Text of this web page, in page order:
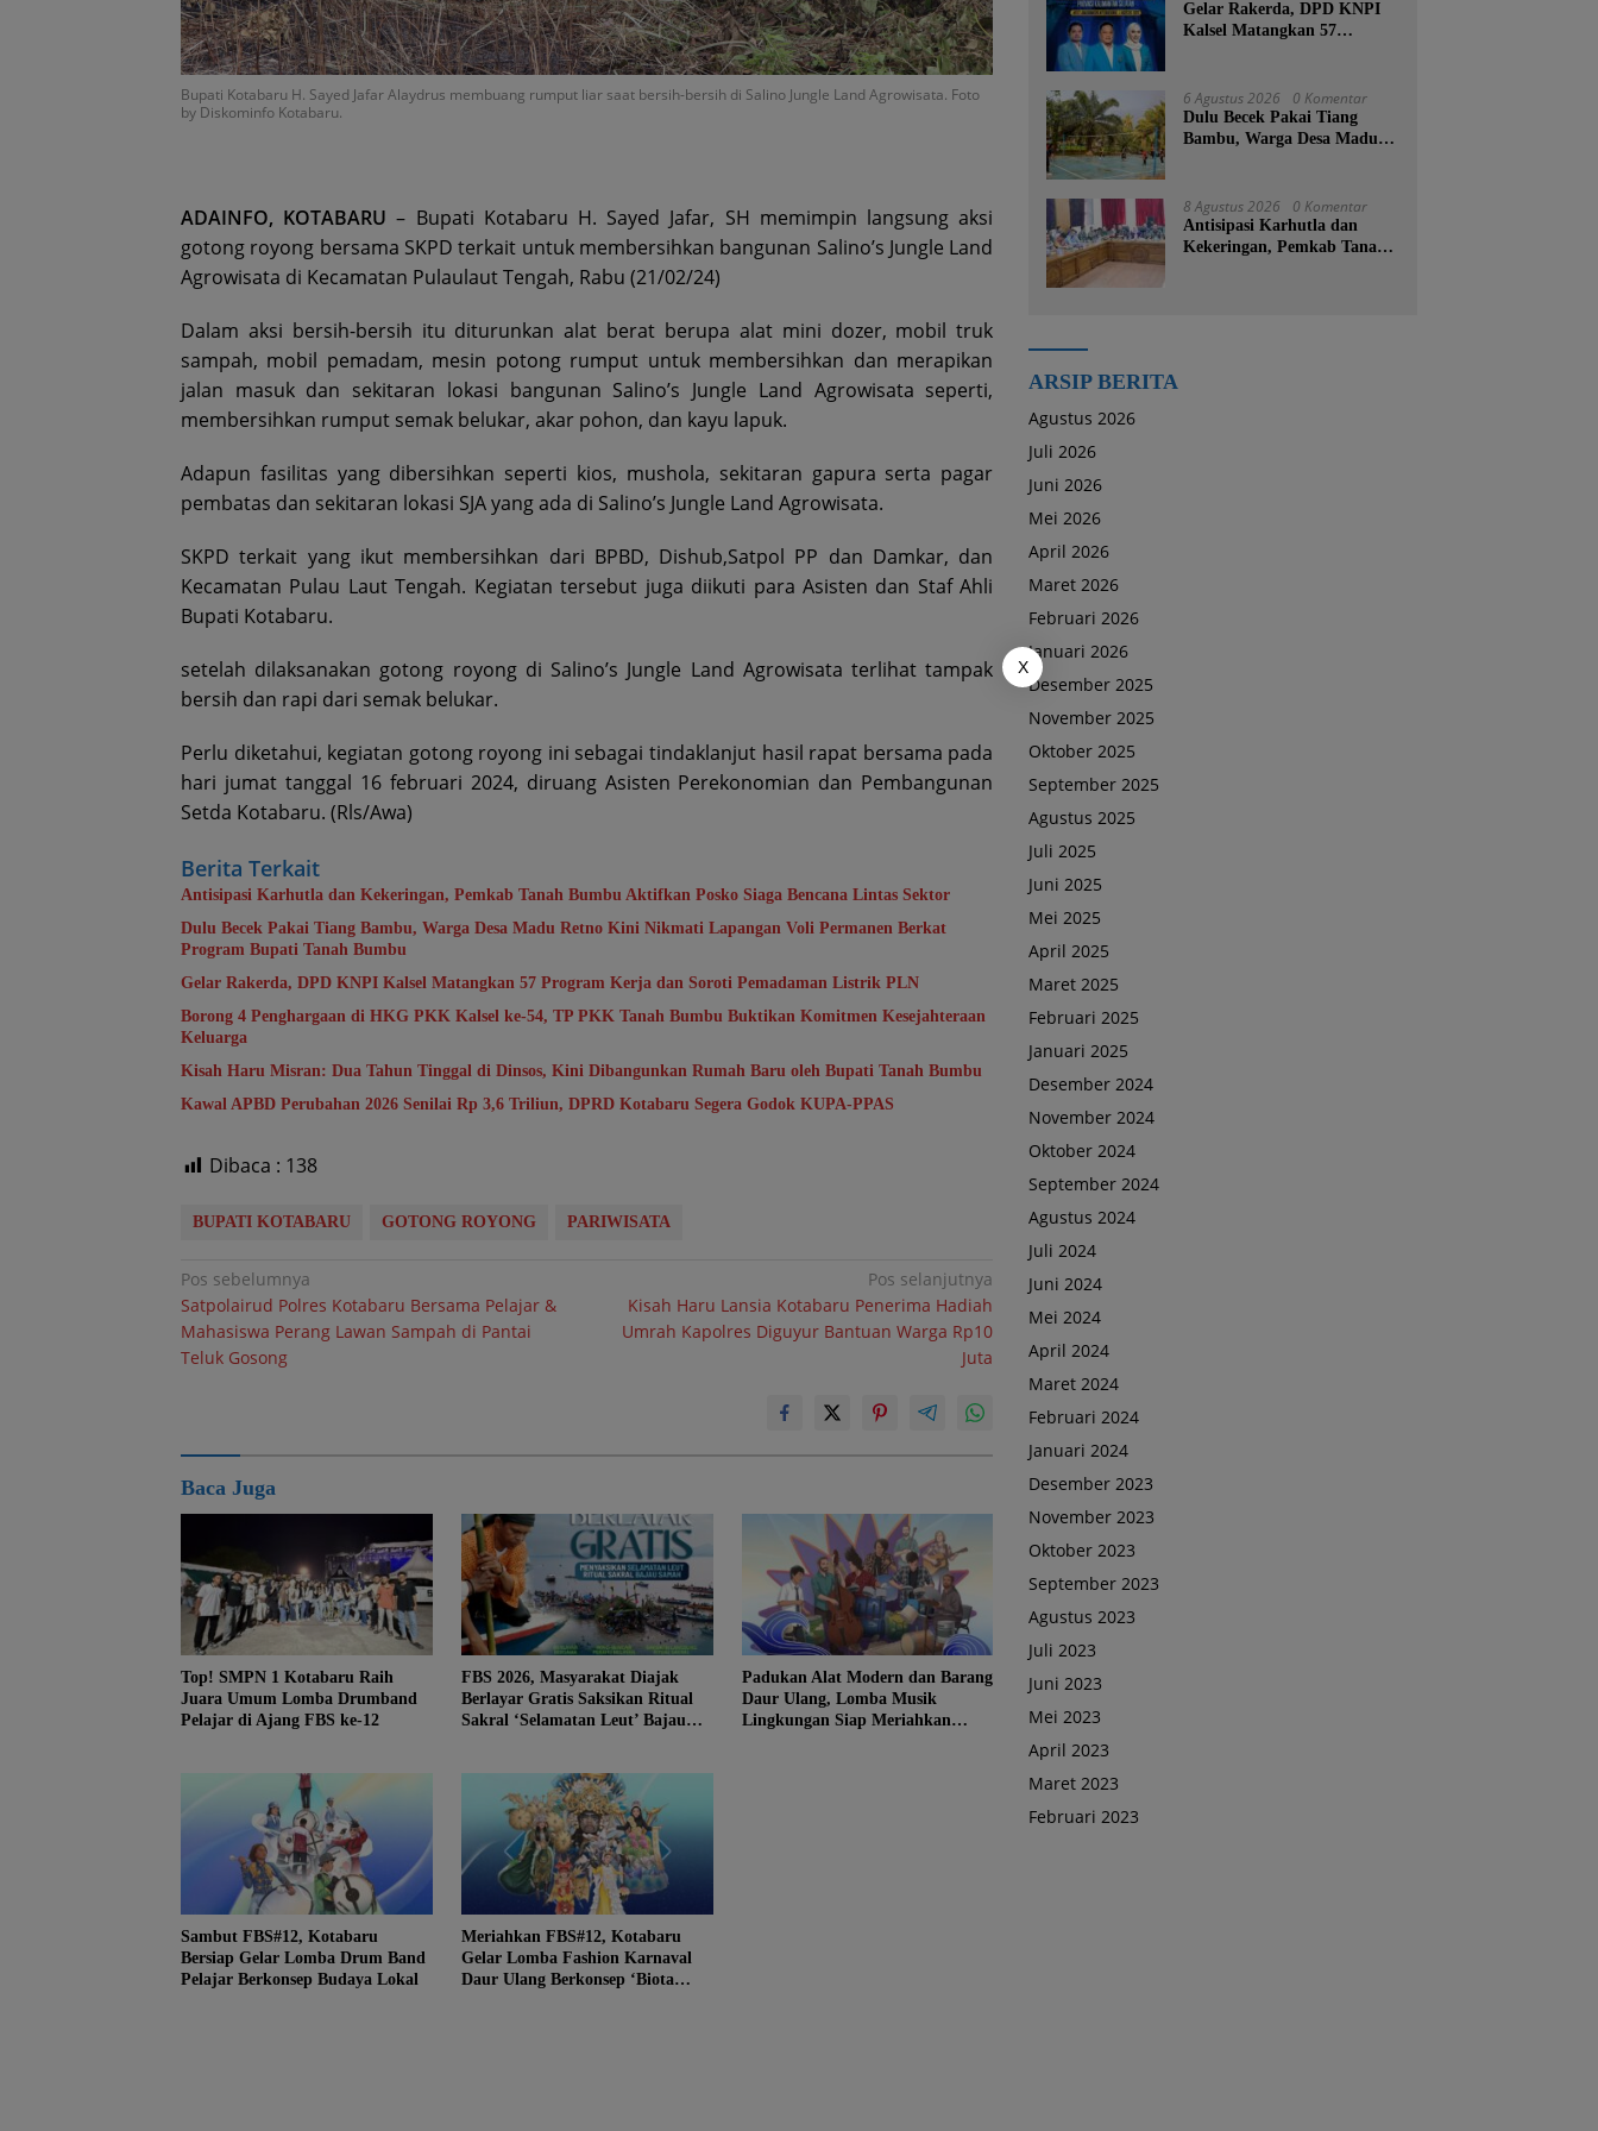
Bupati Kotabaru H. Sayed Jafar Alaydrus membuang rumput liar saat bersih-bersih di Salino Jungle Land Agrowisata. Foto
by Diskominfo Kotabaru.
ADAINFO, KOTABARU – Bupati Kotabaru H. Sayed Jafar, SH memimpin langsung aksi
gotong royong bersama SKPD terkait untuk membersihkan bangunan Salino’s Jungle Land
Agrowisata di Kecamatan Pulaulaut Tengah, Rabu (21/02/24)
Dalam aksi bersih-bersih itu diturunkan alat berat berupa alat mini dozer, mobil truk
sampah, mobil pemadam, mesin potong rumput untuk membersihkan dan merapikan
jalan masuk dan sekitaran lokasi bangunan Salino’s Jungle Land Agrowisata seperti,
membersihkan rumput semak belukar, akar pohon, dan kayu lapuk.
Adapun fasilitas yang dibersihkan seperti kios, mushola, sekitaran gapura serta pagar
pembatas dan sekitaran lokasi SJA yang ada di Salino’s Jungle Land Agrowisata.
SKPD terkait yang ikut membersihkan dari BPBD, Dishub,Satpol PP dan Damkar, dan
Kecamatan Pulau Laut Tengah. Kegiatan tersebut juga diikuti para Asisten dan Staf Ahli
Bupati Kotabaru.
setelah dilaksanakan gotong royong di Salino’s Jungle Land Agrowisata terlihat tampak
bersih dan rapi dari semak belukar.
Perlu diketahui, kegiatan gotong royong ini sebagai tindaklanjut hasil rapat bersama pada
hari jumat tanggal 16 februari 2024, diruang Asisten Perekonomian dan Pembangunan
Setda Kotabaru. (Rls/Awa)
Berita Terkait
Antisipasi Karhutla dan Kekeringan, Pemkab Tanah Bumbu Aktifkan Posko Siaga Bencana Lintas Sektor
Dulu Becek Pakai Tiang Bambu, Warga Desa Madu Retno Kini Nikmati Lapangan Voli Permanen Berkat
Program Bupati Tanah Bumbu
Gelar Rakerda, DPD KNPI Kalsel Matangkan 57 Program Kerja dan Soroti Pemadaman Listrik PLN
Borong 4 Penghargaan di HKG PKK Kalsel ke-54, TP PKK Tanah Bumbu Buktikan Komitmen Kesejahteraan
Keluarga
Kisah Haru Misran: Dua Tahun Tinggal di Dinsos, Kini Dibangunkan Rumah Baru oleh Bupati Tanah Bumbu
Kawal APBD Perubahan 2026 Senilai Rp 3,6 Triliun, DPRD Kotabaru Segera Godok KUPA-PPAS
Dibaca : 138
BUPATI KOTABARU GOTONG ROYONG PARIWISATA
Navigasi
pos
Pos sebelumnya
Satpolairud Polres Kotabaru Bersama Pelajar &
Mahasiswa Perang Lawan Sampah di Pantai
Teluk Gosong
Pos selanjutnya
Kisah Haru Lansia Kotabaru Penerima Hadiah
Umrah Kapolres Diguyur Bantuan Warga Rp10
Juta
Baca Juga
Top! SMPN 1 Kotabaru Raih
Juara Umum Lomba Drumband
Pelajar di Ajang FBS ke-12
FBS 2026, Masyarakat Diajak
Berlayar Gratis Saksikan Ritual
Sakral ‘Selamatan Leut’ Bajau
Padukan Alat Modern dan Barang
Daur Ulang, Lomba Musik
Lingkungan Siap Meriahkan
Sambut FBS#12, Kotabaru
Bersiap Gelar Lomba Drum Band
Pelajar Berkonsep Budaya Lokal
Meriahkan FBS#12, Kotabaru
Gelar Lomba Fashion Karnaval
Daur Ulang Berkonsep ‘Biota
Gelar Rakerda, DPD KNPI
Kalsel Matangkan 57
6 Agustus 2026 0 Komentar
Dulu Becek Pakai Tiang
Bambu, Warga Desa Madu
Berkat Program Bupati
Tanah Bumbu
8 Agustus 2026 0 Komentar
Antisipasi Karhutla dan
Kekeringan, Pemkab Tanah
ARSIP BERITA
Agustus 2026
Juli 2026
Juni 2026
Mei 2026
April 2026
Maret 2026
Februari 2026
Januari 2026
Desember 2025
November 2025
Oktober 2025
September 2025
Agustus 2025
Juli 2025
Juni 2025
Mei 2025
April 2025
Maret 2025
Februari 2025
Januari 2025
Desember 2024
November 2024
Oktober 2024
September 2024
Agustus 2024
Juli 2024
Juni 2024
Mei 2024
April 2024
Maret 2024
Februari 2024
Januari 2024
Desember 2023
November 2023
Oktober 2023
September 2023
Agustus 2023
Juli 2023
Juni 2023
Mei 2023
April 2023
Maret 2023
Februari 2023
X